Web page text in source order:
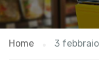
Home 3 febbraio